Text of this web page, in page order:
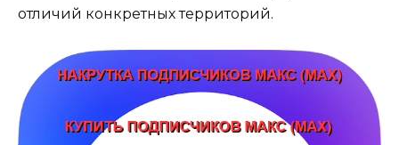
отличий конкретных территорий.